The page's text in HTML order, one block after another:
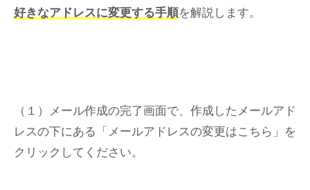
好きなアドレスに変更する手順を解説します。
（１）メール作成の完了画面で、作成したメールアド
レスの下にある「メールアドレスの変更はこちら」を
クリックしてください。